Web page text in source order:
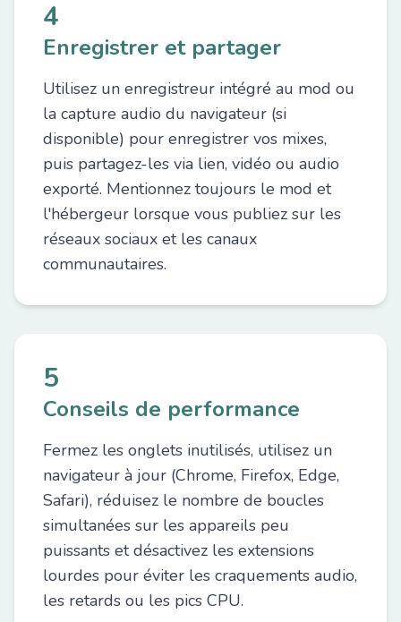
4
Enregistrer et partager
Utilisez un enregistreur intégré au mod ou
la capture audio du navigateur (si
disponible) pour enregistrer vos mixes,
puis partagez-les via lien, vidéo ou audio
exporté. Mentionnez toujours le mod et
l'hébergeur lorsque vous publiez sur les
réseaux sociaux et les canaux
communautaires.
5
Conseils de performance
Fermez les onglets inutilisés, utilisez un
navigateur à jour (Chrome, Firefox, Edge,
Safari), réduisez le nombre de boucles
simultanées sur les appareils peu
puissants et désactivez les extensions
lourdes pour éviter les craquements audio,
les retards ou les pics CPU.